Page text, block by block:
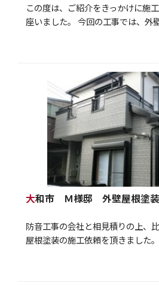
この度は、ご紹介をきっかけに施
座いました。 今回の工事では、外
大和市 Ｍ様邸 外壁屋根塗
防音工事の会社と相見積りの上、
屋根塗装の施工依頼を頂きました